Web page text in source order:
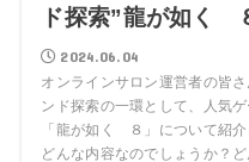
ド探索”龍が如く
2024.06.04
オンラインサロン運営者の皆
ンド探索の一環として、人気
「龍が如く ８」について紹介
どんな内容なのでしょうか？ど